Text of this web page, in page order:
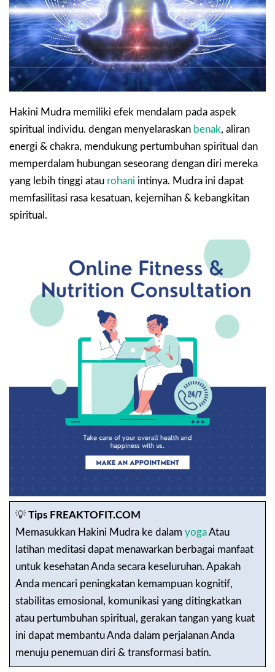
Hakini Mudra memiliki efek mendalam pada aspek
spiritual individu. dengan menyelaraskan benak, aliran
energi & chakra, mendukung pertumbuhan spiritual dan
memperdalam hubungan seseorang dengan diri mereka
yang lebih tinggi atau rohani intinya. Mudra ini dapat
memfasilitasi rasa kesatuan, kejernihan & kebangkitan
spiritual.
💡 Tips FREAKTOFIT.COM
Memasukkan Hakini Mudra ke dalam yogaAtau
latihan meditasi dapat menawarkan berbagai manfaat
untuk kesehatan Anda secara keseluruhan. Apakah
Anda mencari peningkatan kemampuan kognitif,
stabilitas emosional, komunikasi yang ditingkatkan
atau pertumbuhan spiritual, gerakan tangan yang kuat
ini dapat membantu Anda dalam perjalanan Anda
menuju penemuan diri & transformasi batin.